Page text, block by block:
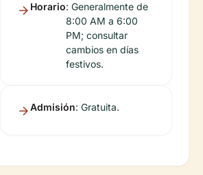
Horario: Generalmente de
8:00 AM a 6:00
PM; consultar
cambios en días
festivos.
Admisión: Gratuita.